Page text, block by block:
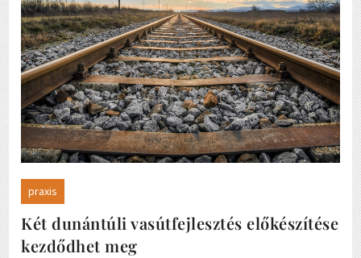
praxis
Két dunántúli vasútfejlesztés előkészítése
kezdődhet meg